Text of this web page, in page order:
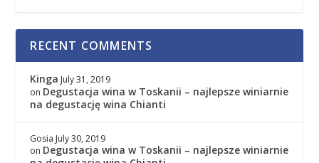
RECENT COMMENTS
Kinga July 31, 2019
on Degustacja wina w Toskanii – najlepsze winiarnie
na degustację wina Chianti
Gosia July 30, 2019
on Degustacja wina w Toskanii – najlepsze winiarnie